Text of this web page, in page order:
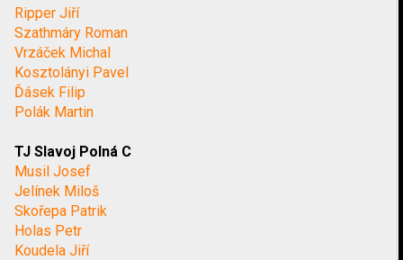
Ripper Jiří
Szathmáry Roman
Vrzáček Michal
Kosztolányi Pavel
Ďásek Filip
Polák Martin
TJ Slavoj Polná C
Musil Josef
Jelínek Miloš
Skořepa Patrik
Holas Petr
Koudela Jiří